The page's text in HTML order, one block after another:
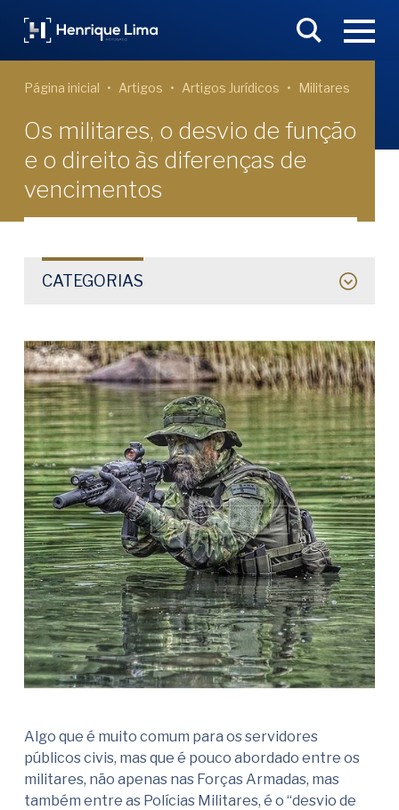
Página inicial Artigos Artigos Jurídicos Militares
Os militares, o desvio de função
e o direito às diferenças de
vencimentos
CATEGORIAS
Algo que é muito comum para os servidores
públicos civis, mas que é pouco abordado entre os
militares, não apenas nas Forças Armadas, mas
também entre as Polícias Militares, é o “desvio de